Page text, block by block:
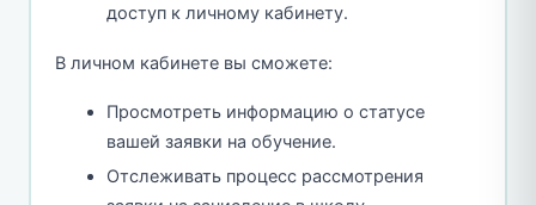
доступ к личному кабинету.
В личном кабинете вы сможете:
Просмотреть информацию о статусе
вашей заявки на обучение.
Отслеживать процесс рассмотрения